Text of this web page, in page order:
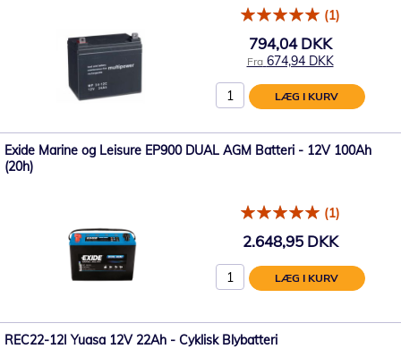
(1)
794,04 DKK
Fra 674,94 DKK
LÆG I KURV
Exide Marine og Leisure EP900 DUAL AGM Batteri - 12V 100Ah
(20h)
(1)
2.648,95 DKK
LÆG I KURV
REC22-12I Yuasa 12V 22Ah - Cyklisk Blybatteri